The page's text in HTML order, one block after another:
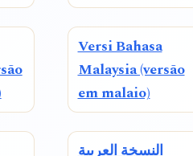
Versi Bahasa
Malaysia (versão
em malaio)
النسخة العربية